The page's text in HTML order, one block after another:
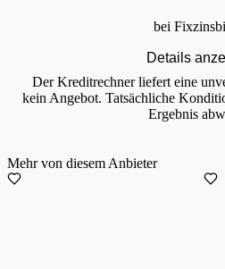
bei
Details
Der Kreditrechner liefert eine
kein Angebot. Tatsächliche
Ergebnis
Mehr von diesem Anbieter